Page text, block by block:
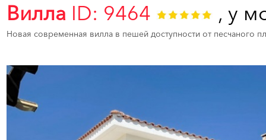
Вилла ID: 9464 , у
Новая современная вилла в пешей доступности от песчаного